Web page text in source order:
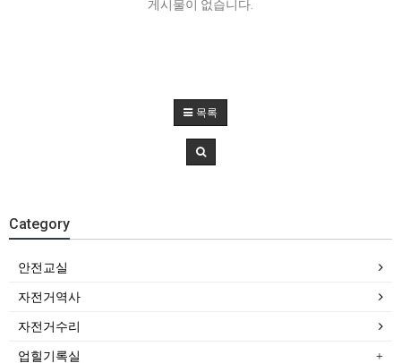
게시물이 없습니다.
목록
Category
안전교실
자전거역사
자전거수리
업힐기록실